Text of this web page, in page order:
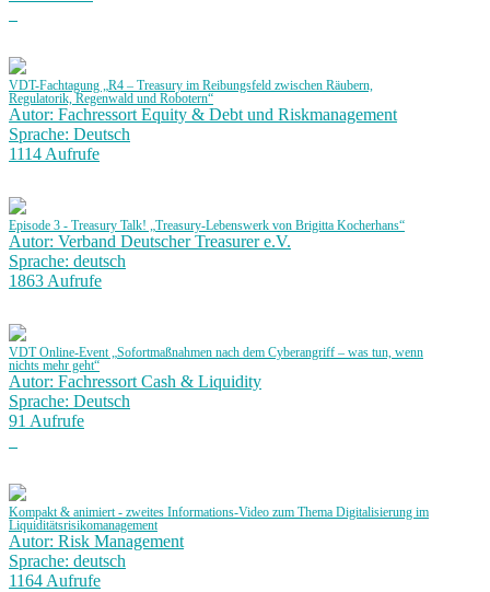
VDT-Fachtagung „R4 – Treasury im Reibungsfeld zwischen Räubern,
Regulatorik, Regenwald und Robotern“
Autor: Fachressort Equity & Debt und Riskmanagement
Sprache: Deutsch
1114 Aufrufe
Episode 3 - Treasury Talk! „Treasury-Lebenswerk von Brigitta Kocherhans“
Autor: Verband Deutscher Treasurer e.V.
Sprache: deutsch
1863 Aufrufe
VDT Online-Event „Sofortmaßnahmen nach dem Cyberangriff – was tun, wenn
nichts mehr geht“
Autor: Fachressort Cash & Liquidity
Sprache: Deutsch
91 Aufrufe
Kompakt & animiert - zweites Informations-Video zum Thema Digitalisierung im
Liquiditätsrisikomanagement
Autor: Risk Management
Sprache: deutsch
1164 Aufrufe